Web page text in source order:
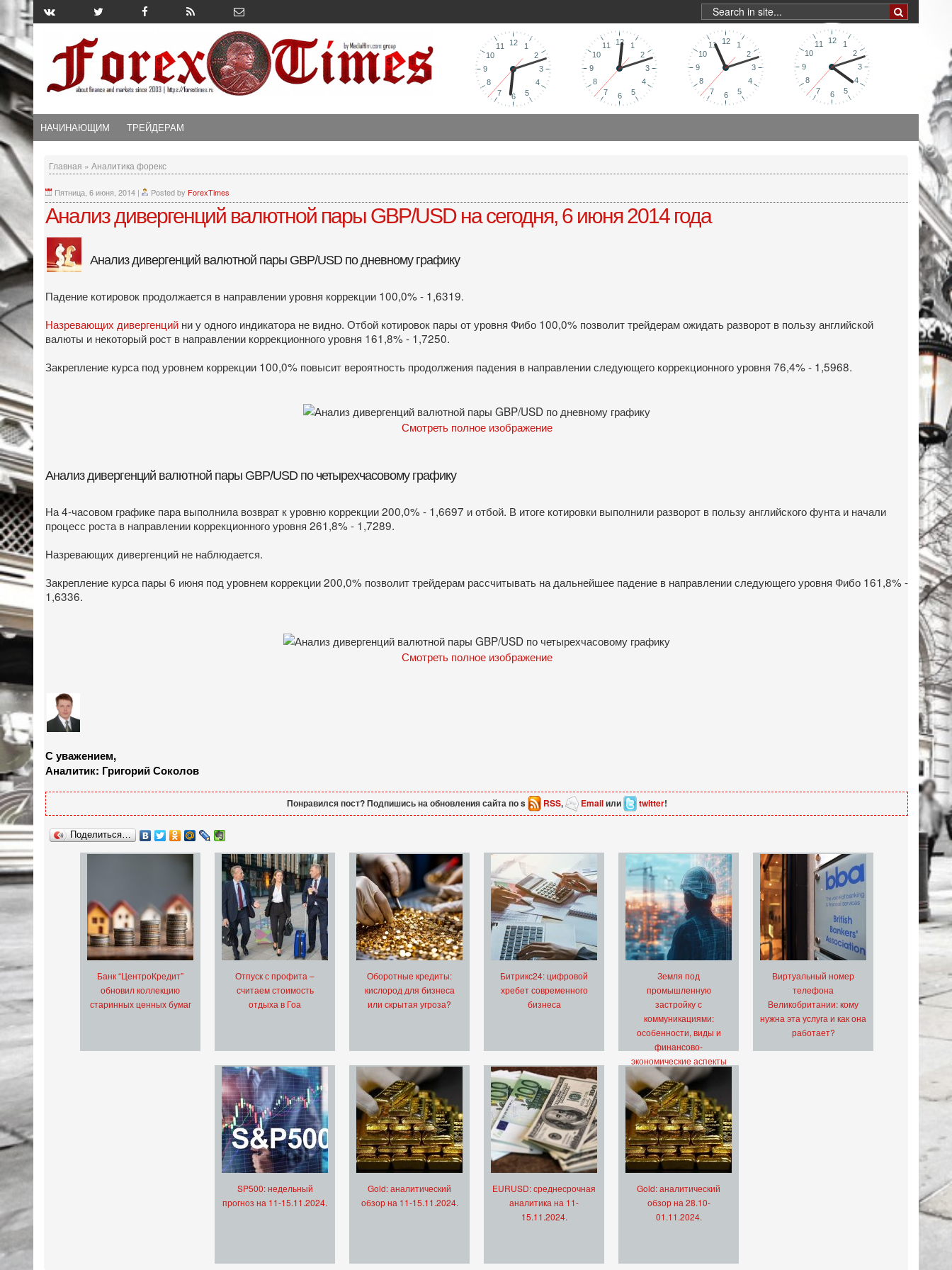
НАЧИНАЮЩИМ ТРЕЙДЕРАМ
Главная » Аналитика форекс
Пятница, 6 июня, 2014 | Posted by ForexTimes
Анализ дивергенций валютной пары GBP/USD на сегодня, 6 июня 2014 года
Анализ дивергенций валютной пары GBP/USD по дневному графику
Падение котировок продолжается в направлении уровня коррекции 100,0% - 1,6319.
Назревающих дивергенций ни у одного индикатора не видно. Отбой котировок пары от уровня Фибо 100,0% позволит трейдерам ожидать разворот в пользу английской
валюты и некоторый рост в направлении коррекционного уровня 161,8% - 1,7250.
Закрепление курса под уровнем коррекции 100,0% повысит вероятность продолжения падения в направлении следующего коррекционного уровня 76,4% - 1,5968.
Смотреть полное изображение
Анализ дивергенций валютной пары GBP/USD по четырехчасовому графику
На 4-часовом графике пара выполнила возврат к уровню коррекции 200,0% - 1,6697 и отбой. В итоге котировки выполнили разворот в пользу английского фунта и начали
процесс роста в направлении коррекционного уровня 261,8% - 1,7289.
Назревающих дивергенций не наблюдается.
Закрепление курса пары 6 июня под уровнем коррекции 200,0% позволит трейдерам рассчитывать на дальнейшее падение в направлении следующего уровня Фибо 161,8% -
1,6336.
Смотреть полное изображение
С уважением,
Аналитик: Григорий Соколов
Понравился пост? Подпишись на обновления сайта по s RSS, Emailили twitter!
Поделиться…
Банк “ЦентроКредит”
обновил коллекцию
старинных ценных бумаг
Отпуск с профита –
считаем стоимость
отдыха в Гоа
Оборотные кредиты:
кислород для бизнеса
или скрытая угроза?
Битрикс24: цифровой
хребет современного
бизнеса
Земля под
промышленную
застройку с
коммуникациями:
особенности, виды и
финансово-
экономические аспекты
Виртуальный номер
телефона
Великобритании: кому
нужна эта услуга и как она
работает?
SP500: недельный
прогноз на 11-15.11.2024.
Gold: аналитический
обзор на 11-15.11.2024.
EURUSD: среднесрочная
аналитика на 11-
15.11.2024.
Gold: аналитический
обзор на 28.10-
01.11.2024.